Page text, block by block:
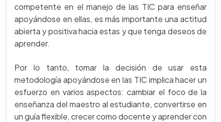
competente en el manejo de las TIC para enseñar
apoyándose en ellas, es más importante una actitud
abierta y positiva hacia estas y que tenga deseos de
aprender.
Por lo tanto, tomar la decisión de usar esta
metodología apoyándose en las TIC implica hacer un
esfuerzo en varios aspectos: cambiar el foco de la
enseñanza del maestro al estudiante, convertirse en
un guía flexible, crecer como docente y aprender con